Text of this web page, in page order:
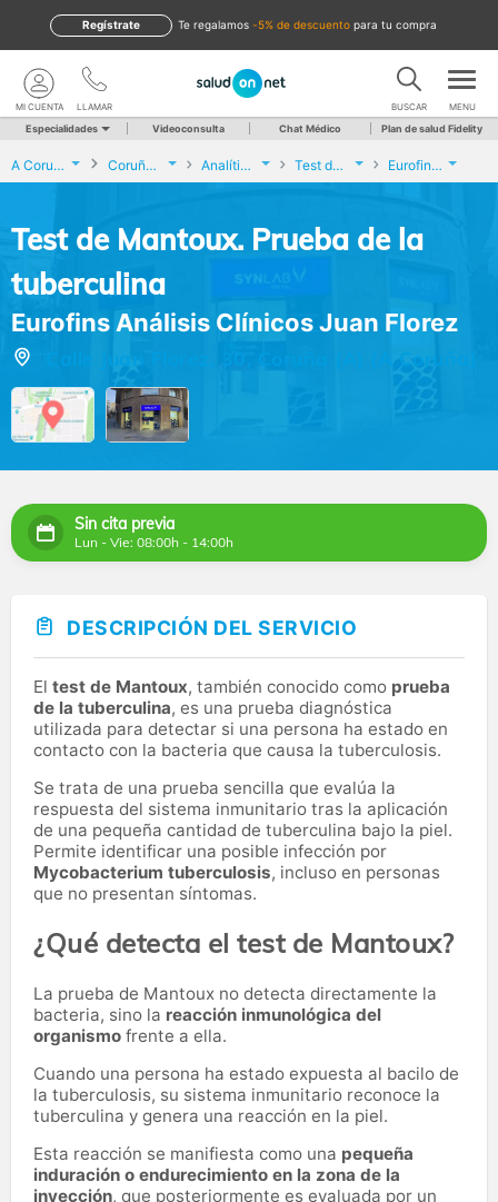
te regalamos -5% de descuento para tu compra
Regístrate
LLAMAR
MI CUENTA BUSCAR MENU
Especialidades Videoconsulta Chat Médico Plan de salud Fidelity
A Coruña Coruña (A) Analíticas y Genética Test de Mantoux. Prueba de la tuberculina Eurofins Análisis Clínicos Juan Florez
Test de Mantoux. Prueba de la
tuberculina
Eurofins Análisis Clínicos Juan Florez
Sin cita previa
Lun - Vie: 08:00h - 14:00h
DESCRIPCIÓN DEL SERVICIO
El test de Mantoux, también conocido como prueba
de la tuberculina, es una prueba diagnóstica
utilizada para detectar si una persona ha estado en
contacto con la bacteria que causa la tuberculosis.
Se trata de una prueba sencilla que evalúa la
respuesta del sistema inmunitario tras la aplicación
de una pequeña cantidad de tuberculina bajo la piel.
Permite identificar una posible infección por
Mycobacterium tuberculosis, incluso en personas
que no presentan síntomas.
¿Qué detecta el test de Mantoux?
La prueba de Mantoux no detecta directamente la
bacteria, sino la reacción inmunológica del
organismo frente a ella.
Cuando una persona ha estado expuesta al bacilo de
la tuberculosis, su sistema inmunitario reconoce la
tuberculina y genera una reacción en la piel.
Esta reacción se manifiesta como una pequeña
induración o endurecimiento en la zona de la
inyección, que posteriormente es evaluada por un